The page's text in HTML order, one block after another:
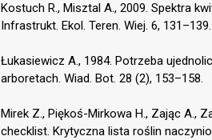
Kostuch R., Misztal A., 2009. Spektra
Infrastrukt. Ekol. Teren. Wiej. 6, 131–139.
Łukasiewicz A., 1984. Potrzeba
arboretach. Wiad. Bot. 28 (2), 153–158.
Mirek Z., Piękoś-Mirkowa H., Zając A.,
checklist. Krytyczna lista roślin